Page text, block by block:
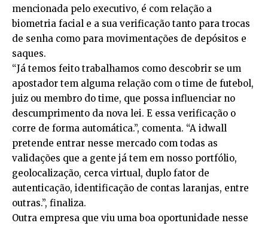
mencionada pelo executivo, é com relação a
biometria facial e a sua verificação tanto para trocas
de senha como para movimentações de depósitos e
saques.
“Já temos feito trabalhamos como descobrir se um
apostador tem alguma relação com o time de futebol,
juiz ou membro do time, que possa influenciar no
descumprimento da nova lei. E essa verificação o
corre de forma automática.”, comenta. “A idwall
pretende entrar nesse mercado com todas as
validações que a gente já tem em nosso portfólio,
geolocalização, cerca virtual, duplo fator de
autenticação, identificação de contas laranjas, entre
outras.”, finaliza.
Outra empresa que viu uma boa oportunidade nesse